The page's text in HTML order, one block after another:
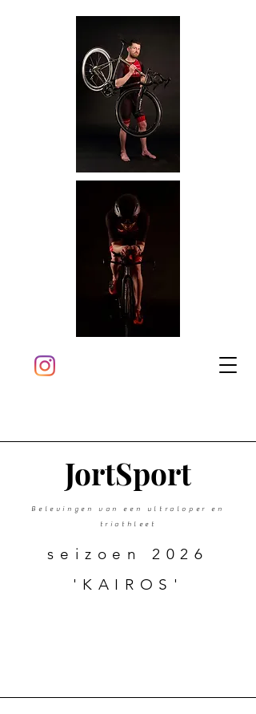
JortSport
seizoen 2026
'KAIROS'
Belevingen van een ultraloper en
triathleet